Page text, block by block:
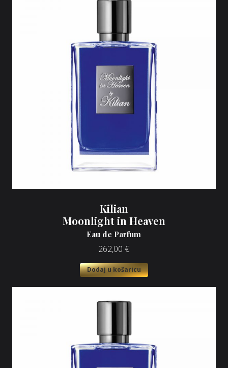
Kilian
Moonlight in Heaven
Eau de Parfum
262,00 €
Dodaj u košaricu